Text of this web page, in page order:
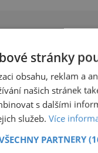
Další
stránky
obsahu, reklam a
našich stránek
s dalšími
služeb. Více
PARTNERY